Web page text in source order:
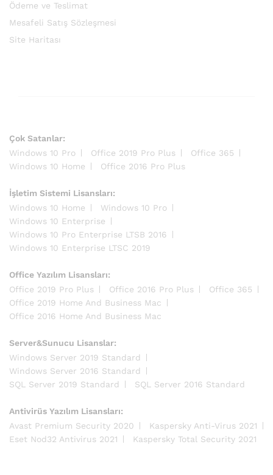
Ödeme ve Teslimat
Mesafeli Satış Sözleşmesi
Site Haritası
Çok Satanlar:
Windows 10 Pro
Office 2019 Pro Plus
Office 365
Windows 10 Home
Office 2016 Pro Plus
İşletim Sistemi Lisansları:
Windows 10 Home
Windows 10 Pro
Windows 10 Enterprise
Windows 10 Pro Enterprise LTSB 2016
Windows 10 Enterprise LTSC 2019
Office Yazılım Lisansları:
Office 2019 Pro Plus
Office 2016 Pro Plus
Office 365
Office 2019 Home And Business Mac
Office 2016 Home And Business Mac
Server&Sunucu Lisanslar:
Windows Server 2019 Standard
Windows Server 2016 Standard
SQL Server 2019 Standard
SQL Server 2016 Standard
Antivirüs Yazılım Lisansları:
Avast Premium Security 2020
Kaspersky Anti-Virus 2021
Eset Nod32 Antivirus 2021
Kaspersky Total Security 2021